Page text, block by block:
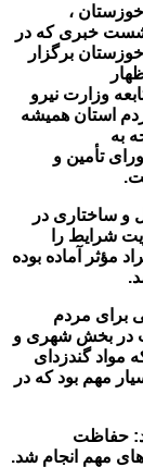
،
خبری که در
برگزار
وزارت نیرو
استان همیشه
به
تأمین و
.
ساختاری در
شرایط را
مؤثر آماده بوده
.
برای مردم
در بخش شهری و
مواد گندزدای
مهم بود که در
حفاظت
مهم انجام شد.